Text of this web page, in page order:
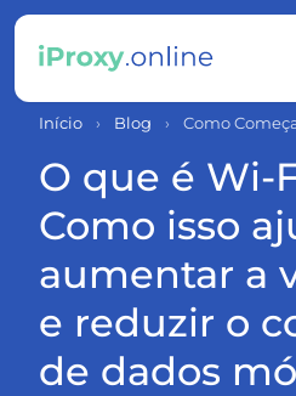
Início › Blog › Como
O que é Wi-
Como isso
aumentar a
e reduzir o
de dados